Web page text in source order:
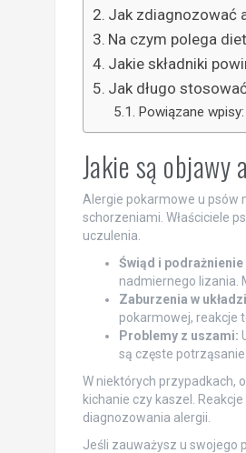
Jak zdiagnozować
Na czym polega
Jakie składniki
Jak długo
Powiązane wpisy:
Jakie są
Alergie pokarmowe u psów
schorzeniami. Właściciele
uczulenia.
Świąd i
nadmiernego lizania.
Zaburzenia w
pokarmowej, reakcje
Problemy z uszami:
są częste
W niektórych przypadkach,
kichanie czy kaszel.
diagnozowania alergii.
Jeśli zauważysz u swojego